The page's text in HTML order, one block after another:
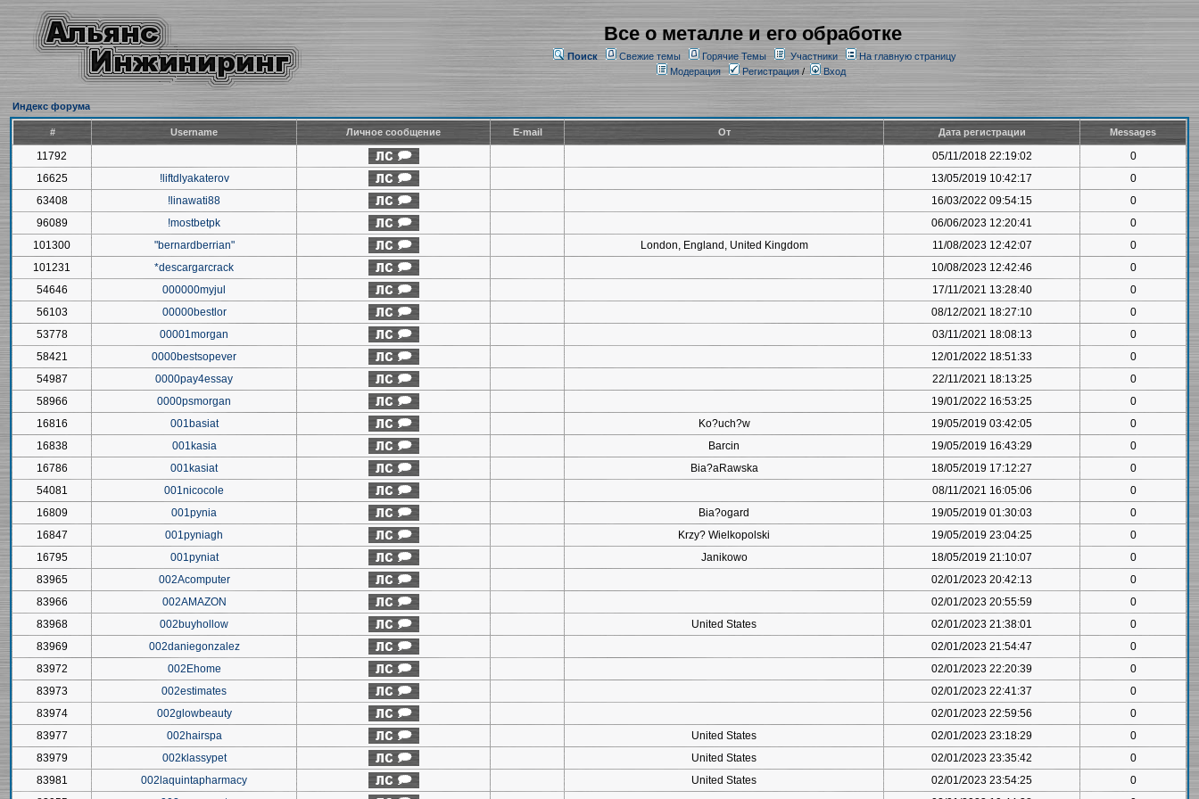
Все о металле и его обработке
Поиск Свежие темы Горячие Темы Участники
На главную страницу
Модерация
Регистрация/ Вход
Индекс форума
# Username Личное сообщение E-mail От Дата регистрации Messages
11792 05/11/2018 22:19:02
0
16625
!liftdlyakaterov 13/05/2019 10:42:17
0
63408
!linawati88 16/03/2022 09:54:15
0
96089
!mostbetpk 06/06/2023 12:20:41
0
101300
"bernardberrian" London, England, United Kingdom 11/08/2023 12:42:07
0
101231
*descargarcrack 10/08/2023 12:42:46
0
54646
000000myjul 17/11/2021 13:28:40
0
56103
00000bestlor 08/12/2021 18:27:10
0
53778
00001morgan 03/11/2021 18:08:13
0
58421
0000bestsopever 12/01/2022 18:51:33
0
54987
0000pay4essay 22/11/2021 18:13:25
0
58966
0000psmorgan 19/01/2022 16:53:25
0
16816
001basiat Ko?uch?w 19/05/2019 03:42:05
0
16838
001kasia Barcin 19/05/2019 16:43:29
0
16786
001kasiat Bia?aRawska 18/05/2019 17:12:27
0
54081
001nicocole 08/11/2021 16:05:06
0
16809
001pynia Bia?ogard 19/05/2019 01:30:03
0
16847
001pyniagh Krzy? Wielkopolski 19/05/2019 23:04:25
0
16795
001pyniat Janikowo 18/05/2019 21:10:07
0
83965
002Acomputer 02/01/2023 20:42:13
0
83966
002AMAZON 02/01/2023 20:55:59
0
83968
002buyhollow United States 02/01/2023 21:38:01
0
83969
002daniegonzalez 02/01/2023 21:54:47
0
83972
002Ehome 02/01/2023 22:20:39
0
83973
002estimates 02/01/2023 22:41:37
0
83974
002glowbeauty 02/01/2023 22:59:56
0
83977
002hairspa United States 02/01/2023 23:18:29
0
83979
002klassypet United States 02/01/2023 23:35:42
0
83981
002laquintapharmacy United States 02/01/2023 23:54:25
0